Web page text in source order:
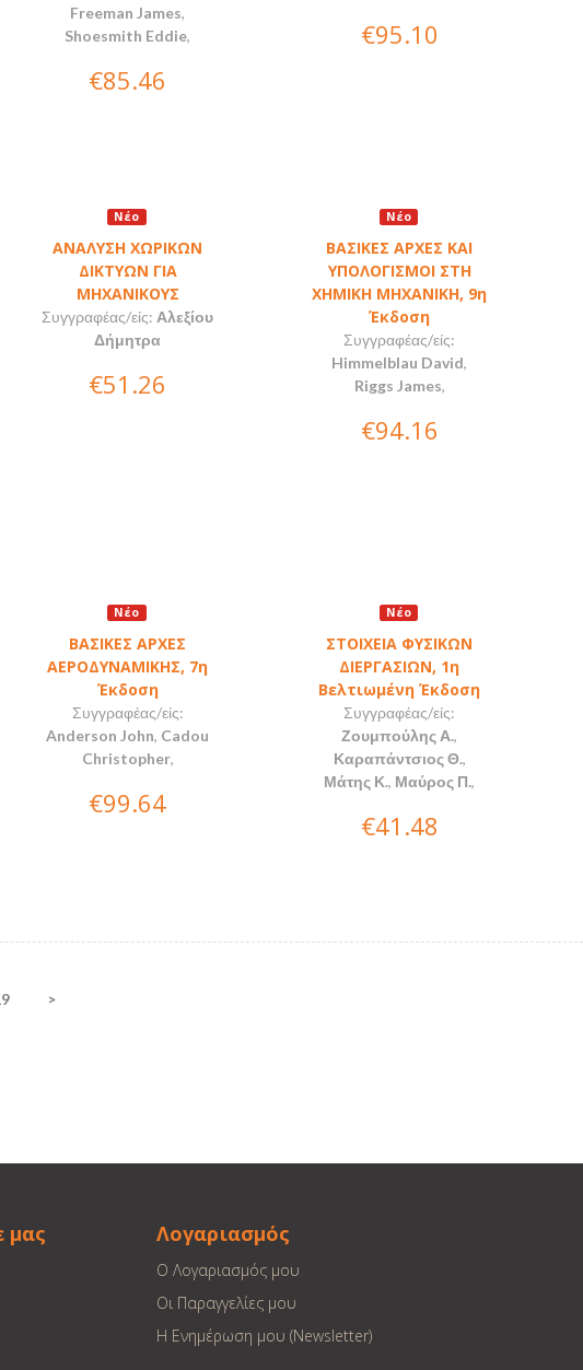
Freeman James,
Shoesmith Eddie,
€85.46
€95.10
Νέο
ΑΝΑΛΥΣΗ ΧΩΡΙΚΩΝ
ΔΙΚΤΥΩΝ ΓΙΑ
ΜΗΧΑΝΙΚΟΥΣ
Συγγραφέας/είς: Αλεξίου
Δήμητρα
€51.26
Νέο
ΒΑΣΙΚΕΣ ΑΡΧΕΣ ΚΑΙ
ΥΠΟΛΟΓΙΣΜΟΙ ΣΤΗ
ΧΗΜΙΚΗ ΜΗΧΑΝΙΚΗ, 9η
Έκδοση
Συγγραφέας/είς:
Himmelblau David,
Riggs James,
€94.16
Νέο
ΒΑΣΙΚΕΣ ΑΡΧΕΣ
ΑΕΡΟΔΥΝΑΜΙΚΗΣ, 7η
Έκδοση
Συγγραφέας/είς:
Anderson John, Cadou
Christopher,
€99.64
Νέο
ΣΤΟΙΧΕΙΑ ΦΥΣΙΚΩΝ
ΔΙΕΡΓΑΣΙΩΝ, 1η
Βελτιωμένη Έκδοση
Συγγραφέας/είς:
Ζουμπούλης Α.,
Καραπάντσιος Θ.,
Μάτης Κ., Μαύρος Π.,
€41.48
>
μας Λογαριασμός
Ο Λογαριασμός μου
Οι Παραγγελίες μου
Η Ενημέρωση μου (Newsletter)